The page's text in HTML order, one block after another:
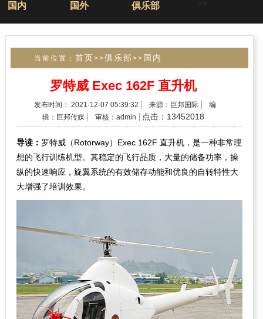
国内 国外 俱乐部
当前位置：首页>>俱乐部>> 国内
罗特威 Exec 162F 直升机
发布时间： 2021-12-07 05:39:32 来源：巨邦国际
编
辑：巨邦传媒
审核：admin 点击：13452018
导读： 罗特威（Rotorway）Exec 162F 直升机，是一种非常理
想的飞行训练机型。其稳定的飞行品质，大量的储备功率，操
纵的快速响应，旋翼系统的有效储存动能和优良的自转特性大
大增强了培训效果。